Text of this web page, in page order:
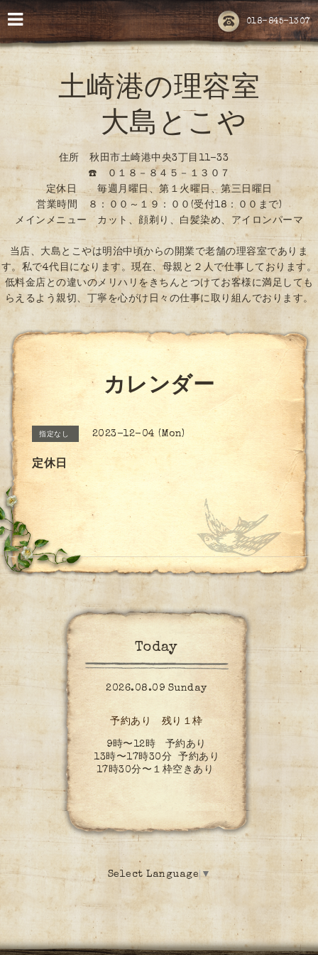
018-845-1307
土崎港の理容室
大島とこや
住所 秋田市土崎港中央3丁目11-33
☎️ ０１８－８４５－１３０７
定休日 毎週月曜日、第１火曜日、第三日曜日
営業時間 ８：００～１９：００(受付18：００まで)
メインメニュー カット、顔剃り、白髪染め、アイロンパーマ
当店、大島とこやは明治中頃からの開業で老舗の理容室でありま
す。私で4代目になります。現在、母親と２人で仕事しております。
低料金店との違いのメリハリをきちんとつけてお客様に満足しても
らえるよう親切、丁寧を心がけ日々の仕事に取り組んでおります。
カレンダー
指定なし 2023-12-04 (Mon)
定休日
Today
2026.08.09 Sunday
予約あり 残り１枠
9時〜12時 予約あり
13時〜17時30分 予約あり
17時30分〜１枠空きあり
Select Language ▼